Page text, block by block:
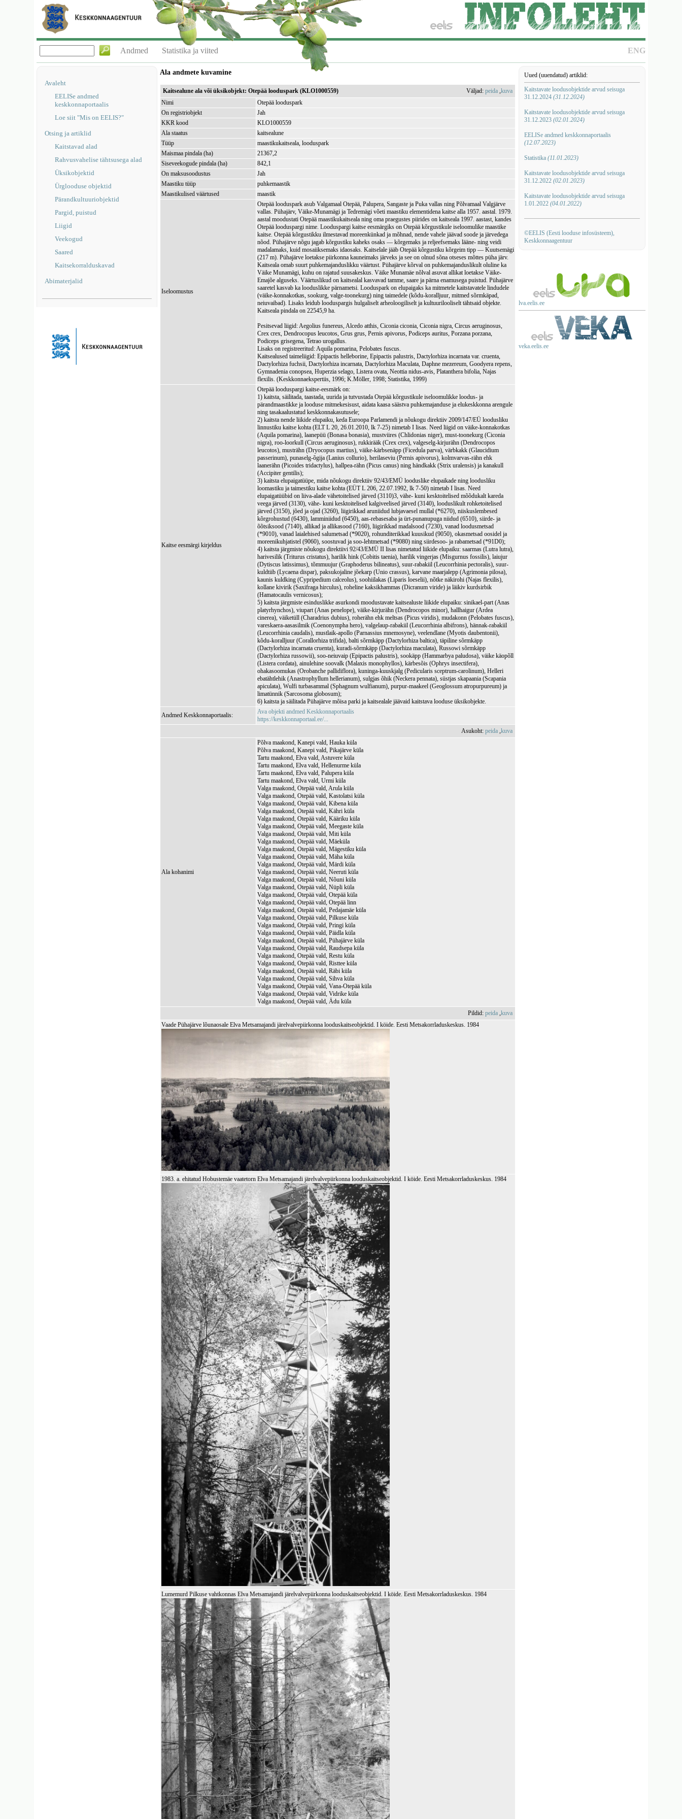
ENG
Andmed Statistika ja viited
Avaleht
EELISe andmed
keskkonnaportaalis
Loe siit "Mis on EELIS?"
Otsing ja artiklid
Kaitstavad alad
Rahvusvahelise tähtsusega alad
Üksikobjektid
Ürglooduse objektid
Pärandkultuuriobjektid
Pargid, puistud
Liigid
Veekogud
Saared
Kaitsekorralduskavad
Abimaterjalid
Uued (uuendatud) artiklid:
Kaitstavate loodusobjektide arvud seisuga
31.12.2024 (31.12.2024)
Kaitstavate loodusobjektide arvud seisuga
31.12.2023 (02.01.2024)
EELISe andmed keskkonnaportaalis
(12.07.2023)
Statistika (11.01.2023)
Kaitstavate loodusobjektide arvud seisuga
31.12.2022 (02.01.2023)
Kaitstavate loodusobjektide arvud seisuga
1.01.2022 (04.01.2022)
©EELIS (Eesti looduse infosüsteem),
Keskkonnaagentuur
lva.eelis.ee
veka.eelis.ee
Ala andmete kuvamine
Kaitsealune ala või üksikobjekt: Otepää looduspark (KLO1000559) Väljad:peida ,kuva
Nimi
Otepää looduspark
On registriobjekt
Jah
KKR kood
KLO1000559
Ala staatus
kaitsealune
Tüüp
maastikukaitseala, looduspark
Maismaa pindala (ha)
21367,2
Siseveekogude pindala (ha)
842,1
On maksusoodustus
Jah
Maastiku tüüp
puhkemaastik
Maastikulised väärtused
maastik
Iseloomustus
Otepää looduspark asub Valgamaal Otepää, Palupera, Sangaste ja Puka vallas ning Põlvamaal Valgjärve
vallas. Pühajärv, Väike-Munamägi ja Tedremägi võeti maastiku elementidena kaitse alla 1957. aastal. 1979.
aastal moodustati Otepää maastikukaitseala ning oma praegustes piirides on kaitseala 1997. aastast, kandes
Otepää looduspargi nime. Looduspargi kaitse eesmärgiks on Otepää kõrgustikule iseloomulike maastike
kaitse. Otepää kõrgustikku ilmestavad moreenkünkad ja mõhnad, nende vahele jäävad soode ja järvedega
nõod. Pühajärve nõgu jagab kõrgustiku kaheks osaks — kõrgemaks ja reljeefsemaks lääne- ning veidi
madalamaks, kuid mosaiiksemaks idaosaks. Kaitselale jääb Otepää kõrgustiku kõrgeim tipp — Kuutsemägi
(217 m). Pühajärve loetakse piirkonna kauneimaks järveks ja see on olnud sõna otseses mõttes püha järv.
Kaitseala omab suurt puhkemajanduslikku väärtust. Pühajärve kõrval on puhkemajanduslikult oluline ka
Väike Munamägi, kuhu on rajatud suusakeskus. Väike Munamäe nõlval asuvat allikat loetakse Väike-
Emajõe alguseks. Väärtuslikud on kaitsealal kasvavad tamme, saare ja pärna enamusega puistud. Pühajärve
saaretel kasvab ka looduslikke pärnametsi. Looduspark on elupaigaks ka mitmetele kaitstavatele lindudele
(väike-konnakotkas, sookurg, valge-toonekurg) ning taimedele (kõdu-koralljuur, mitmed sõrmkäpad,
neiuvaibad). Lisaks leidub looduspargis hulgaliselt arheoloogiliselt ja kultuurilooliselt tähtsaid objekte.
Kaitseala pindala on 22545,9 ha.
Pesitsevad liigid: Aegolius funereus, Alcedo atthis, Ciconia ciconia, Ciconia nigra, Circus aeruginosus,
Crex crex, Dendrocopus leucotos, Grus grus, Pernis apivorus, Podiceps auritus, Porzana porzana,
Podiceps grisegena, Tetrao urogallus.
Lisaks on registreeritud: Aquila pomarina, Pelobates fuscus.
Kaitsealused taimeliigid: Epipactis helleborine, Epipactis palustris, Dactylorhiza incarnata var. cruenta,
Dactylorhiza fuchsii, Dactylorhiza incarnata, Dactylorhiza Maculata, Daphne mezereum, Goodyera repens,
Gymnadenia conopsea, Huperzia selago, Listera ovata, Neottia nidus-avis, Platanthera bifolia, Najas
flexilis. (Keskkonnaekspertiis, 1996; K.Möller, 1998; Statistika, 1999)
Kaitse eesmärgi kirjeldus
Otepää looduspargi kaitse-eesmärk on:
1) kaitsta, säilitada, taastada, uurida ja tutvustada Otepää kõrgustikule iseloomulikke loodus- ja
pärandmaastikke ja looduse mitmekesisust, aidata kaasa säästva puhkemajanduse ja elukeskkonna arengule
ning tasakaalustatud keskkonnakasutusele;
2) kaitsta nende liikide elupaiku, keda Euroopa Parlamendi ja nõukogu direktiiv 2009/147/EÜ loodusliku
linnustiku kaitse kohta (ELT L 20, 26.01.2010, lk 7-25) nimetab I lisas. Need liigid on väike-konnakotkas
(Aquila pomarina), laanepüü (Bonasa bonasia), mustviires (Chlidonias niger), must-toonekurg (Ciconia
nigra), roo-loorkull (Circus aeruginosus), rukkirääk (Crex crex), valgeselg-kirjurähn (Dendrocopos
leucotos), musträhn (Dryocopus martius), väike-kärbsenäpp (Ficedula parva), värbkakk (Glaucidium
passerinum), punaselg-õgija (Lanius collurio), herilaseviu (Pernis apivorus), kolmvarvas-rähn ehk
laanerähn (Picoides tridactylus), hallpea-rähn (Picus canus) ning händkakk (Strix uralensis) ja kanakull
(Accipiter gentilis);
3) kaitsta elupaigatüüpe, mida nõukogu direktiiv 92/43/EMÜ looduslike elupaikade ning loodusliku
loomastiku ja taimestiku kaitse kohta (EÜT L 206, 22.07.1992, lk 7-50) nimetab I lisas. Need
elupaigatüübid on liiva-alade vähetoitelised järved (3110)3, vähe- kuni kesktoitelised mõõdukalt kareda
veega järved (3130), vähe- kuni kesktoitelised kalgiveelised järved (3140), looduslikult rohketoitelised
järved (3150), jõed ja ojad (3260), liigirikkad aruniidud lubjavaesel mullal (*6270), niiskuslembesed
kõrgrohustud (6430), lamminiidud (6450), aas-rebasesaba ja ürt-punanupuga niidud (6510), siirde- ja
õõtsiksood (7140), allikad ja allikasood (7160), liigirikkad madalsood (7230), vanad loodusmetsad
(*9010), vanad laialehised salumetsad (*9020), rohunditerikkad kuusikud (9050), okasmetsad oosidel ja
moreenikuhjatistel (9060), soostuvad ja soo-lehtmetsad (*9080) ning siirdesoo- ja rabametsad (*91D0);
4) kaitsta järgmiste nõukogu direktiivi 92/43/EMÜ II lisas nimetatud liikide elupaiku: saarmas (Lutra lutra),
harivesilik (Triturus cristatus), harilik hink (Cobitis taenia), harilik vingerjas (Misgurnus fossilis), laiujur
(Dytiscus latissimus), tõmmuujur (Graphoderus bilineatus), suur-rabakiil (Leucorrhinia pectoralis), suur-
kuldtiib (Lycaena dispar), paksukojaline jõekarp (Unio crassus), karvane maarjalepp (Agrimonia pilosa),
kaunis kuldking (Cypripedium calceolus), soohiilakas (Liparis loeselii), nõtke näkirohi (Najas flexilis),
kollane kivirik (Saxifraga hirculus), roheline kaksikhammas (Dicranum viride) ja läikiv kurdsirbik
(Hamatocaulis vernicosus);
5) kaitsta järgmiste esinduslikke asurkondi moodustavate kaitsealuste liikide elupaiku: sinikael-part (Anas
platyrhynchos), viupart (Anas penelope), väike-kirjurähn (Dendrocopos minor), hallhaigur (Ardea
cinerea), väiketüll (Charadrius dubius), roherähn ehk meltsas (Picus viridis), mudakonn (Pelobates fuscus),
vareskaera-aasasilmik (Coenonympha hero), valgelaup-rabakiil (Leucorrhinia albifrons), hännak-rabakiil
(Leucorrhinia caudalis), mustlaik-apollo (Parnassius mnemosyne), veelendlane (Myotis daubentonii),
kõdu-koralljuur (Corallorhiza trifida), balti sõrmkäpp (Dactylorhiza baltica), täpiline sõrmkäpp
(Dactylorhiza incarnata cruenta), kuradi-sõrmkäpp (Dactylorhiza maculata), Russowi sõrmkäpp
(Dactylorhiza russowii), soo-neiuvaip (Epipactis palustris), sookäpp (Hammarbya paludosa), väike käopõll
(Listera cordata), ainulehine soovalk (Malaxis monophyllos), kärbesõis (Ophrys insectifera),
ohakasoomukas (Orobanche pallidiflora), kuninga-kuuskjalg (Pedicularis sceptrum-carolinum), Helleri
ebatähtlehik (Anastrophyllum hellerianum), sulgjas õhik (Neckera pennata), süstjas skapaania (Scapania
apiculata), Wulfi turbasammal (Sphagnum wulfianum), purpur-maakeel (Geoglossum atropurpureum) ja
limatünnik (Sarcosoma globosum);
6) kaitsta ja säilitada Pühajärve mõisa parki ja kaitsealale jäävaid kaitstava looduse üksikobjekte.
Andmed Keskkonnaportaalis:
Ava objekti andmed Keskkonnaportaalis
https://keskkonnaportaal.ee/...
Asukoht:peida ,kuva
Ala kohanimi
Põlva maakond, Kanepi vald, Hauka küla
Põlva maakond, Kanepi vald, Pikajärve küla
Tartu maakond, Elva vald, Astuvere küla
Tartu maakond, Elva vald, Hellenurme küla
Tartu maakond, Elva vald, Palupera küla
Tartu maakond, Elva vald, Urmi küla
Valga maakond, Otepää vald, Arula küla
Valga maakond, Otepää vald, Kastolatsi küla
Valga maakond, Otepää vald, Kibena küla
Valga maakond, Otepää vald, Kähri küla
Valga maakond, Otepää vald, Kääriku küla
Valga maakond, Otepää vald, Meegaste küla
Valga maakond, Otepää vald, Miti küla
Valga maakond, Otepää vald, Mäeküla
Valga maakond, Otepää vald, Mägestiku küla
Valga maakond, Otepää vald, Mäha küla
Valga maakond, Otepää vald, Märdi küla
Valga maakond, Otepää vald, Neeruti küla
Valga maakond, Otepää vald, Nõuni küla
Valga maakond, Otepää vald, Nüpli küla
Valga maakond, Otepää vald, Otepää küla
Valga maakond, Otepää vald, Otepää linn
Valga maakond, Otepää vald, Pedajamäe küla
Valga maakond, Otepää vald, Pilkuse küla
Valga maakond, Otepää vald, Pringi küla
Valga maakond, Otepää vald, Päidla küla
Valga maakond, Otepää vald, Pühajärve küla
Valga maakond, Otepää vald, Raudsepa küla
Valga maakond, Otepää vald, Restu küla
Valga maakond, Otepää vald, Risttee küla
Valga maakond, Otepää vald, Räbi küla
Valga maakond, Otepää vald, Sihva küla
Valga maakond, Otepää vald, Vana-Otepää küla
Valga maakond, Otepää vald, Vidrike küla
Valga maakond, Otepää vald, Ädu küla
Pildid:peida ,kuva
Vaade Pühajärve lõunaosale Elva Metsamajandi järelvalvepiirkonna looduskaitseobjektid. I köide. Eesti Metsakorrladuskeskus. 1984
1983. a. ehitatud Hobustemäe vaatetorn Elva Metsamajandi järelvalvepiirkonna looduskaitseobjektid. I köide. Eesti Metsakorrladuskeskus. 1984
Lumemurd Pilkuse vahtkonnas Elva Metsamajandi järelvalvepiirkonna looduskaitseobjektid. I köide. Eesti Metsakorrladuskeskus. 1984